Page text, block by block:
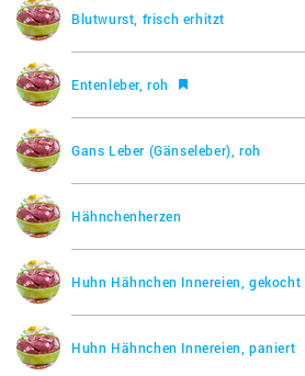
Rind, Rindfleisch, Milz, roh
Rind, Rindfleisch, Niere, gar
Rind, Rindfleisch, Zunge, gar
Rind, Rindfleisch, Zunge, roh
Schwein, Bauchspeicheldrüse, gar
Schwein, Bauchspeicheldrüse, roh
Blutwurst, frisch erhitzt
Entenleber, roh
Gans Leber (Gänseleber), roh
Hähnchenherzen
Huhn Hähnchen Innereien, gekocht
Huhn Hähnchen Innereien, paniert